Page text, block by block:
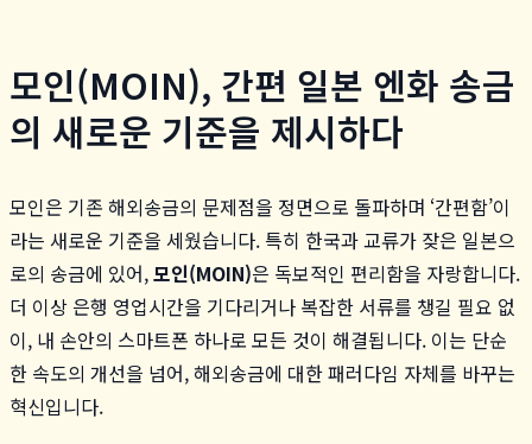
모인(MOIN), 간편 일본 엔화 송금
의 새로운 기준을 제시하다
모인은 기존 해외송금의 문제점을 정면으로 돌파하며 ‘간편함’이
라는 새로운 기준을 세웠습니다. 특히 한국과 교류가 잦은 일본으
로의 송금에 있어,모인(MOIN)은 독보적인 편리함을 자랑합니다.
더 이상 은행 영업시간을 기다리거나 복잡한 서류를 챙길 필요 없
이, 내 손안의 스마트폰 하나로 모든 것이 해결됩니다. 이는 단순
한 속도의 개선을 넘어, 해외송금에 대한 패러다임 자체를 바꾸는
혁신입니다.